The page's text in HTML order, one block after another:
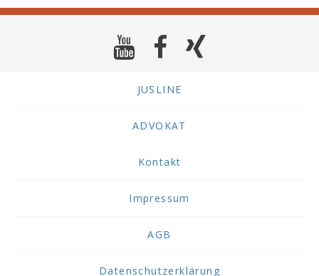
JUSLINE
ADVOKAT
Kontakt
Impressum
AGB
Datenschutzerklärung